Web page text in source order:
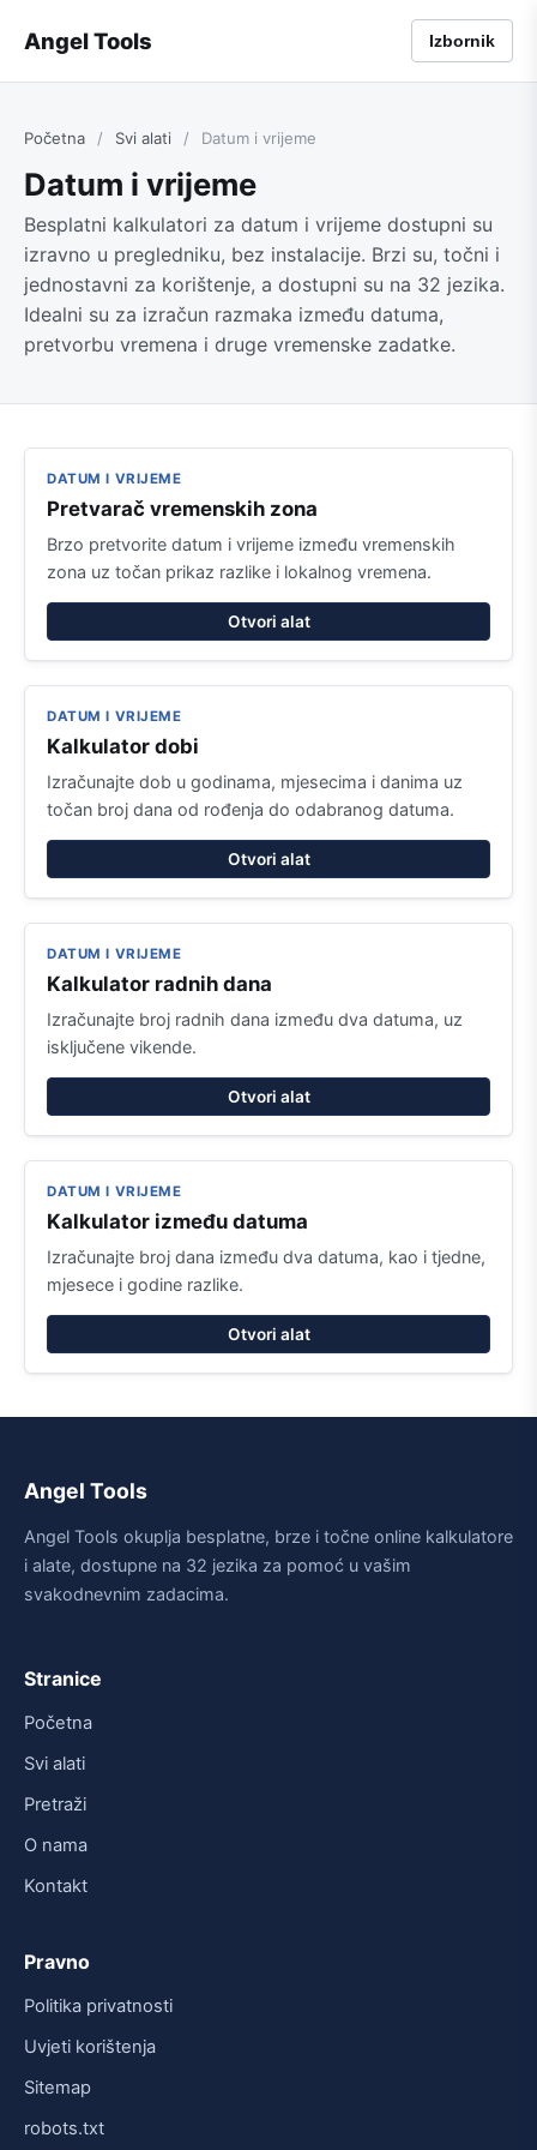
Angel Tools Izbornik
Početna / Svi alati / Datum i vrijeme
Datum i vrijeme
Besplatni kalkulatori za datum i vrijeme dostupni su
izravno u pregledniku, bez instalacije. Brzi su, točni i
jednostavni za korištenje, a dostupni su na 32 jezika.
Idealni su za izračun razmaka između datuma,
pretvorbu vremena i druge vremenske zadatke.
DATUM I VRIJEME
Pretvarač vremenskih zona
Brzo pretvorite datum i vrijeme između vremenskih
zona uz točan prikaz razlike i lokalnog vremena.
Otvori alat
DATUM I VRIJEME
Kalkulator dobi
Izračunajte dob u godinama, mjesecima i danima uz
točan broj dana od rođenja do odabranog datuma.
Otvori alat
DATUM I VRIJEME
Kalkulator radnih dana
Izračunajte broj radnih dana između dva datuma, uz
isključene vikende.
Otvori alat
DATUM I VRIJEME
Kalkulator između datuma
Izračunajte broj dana između dva datuma, kao i tjedne,
mjesece i godine razlike.
Otvori alat
Angel Tools
Angel Tools okuplja besplatne, brze i točne online kalkulatore
i alate, dostupne na 32 jezika za pomoć u vašim
svakodnevnim zadacima.
Stranice
Početna
Svi alati
Pretraži
O nama
Kontakt
Pravno
Politika privatnosti
Uvjeti korištenja
Sitemap
robots.txt